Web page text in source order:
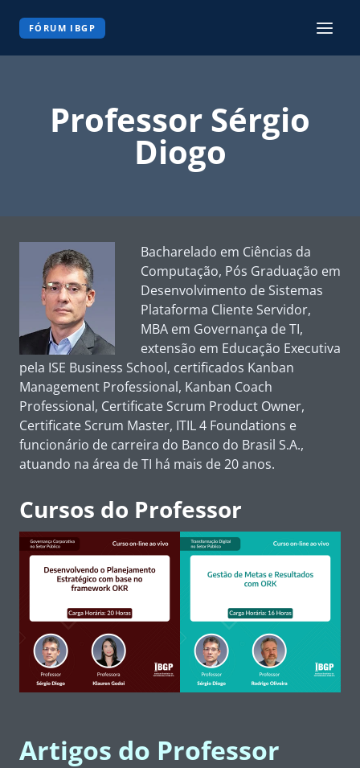
FÓRUM IBGP
Professor Sérgio
Diogo
Bacharelado em Ciências da
Computação, Pós Graduação em
Desenvolvimento de Sistemas
Plataforma Cliente Servidor,
MBA em Governança de TI,
extensão em Educação Executiva
pela ISE Business School, certificados Kanban
Management Professional, Kanban Coach
Professional, Certificate Scrum Product Owner,
Certificate Scrum Master, ITIL 4 Foundations e
funcionário de carreira do Banco do Brasil S.A.,
atuando na área de TI há mais de 20 anos.
Cursos do Professor
Artigos do Professor